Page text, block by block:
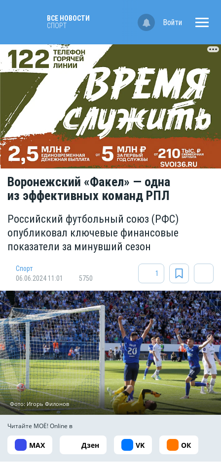
ВСЕ НОВОСТИ
СПОРТ
Войти
Воронежский «Факел» — одна
из эффективных команд РПЛ
Российский футбольный союз (РФС)
опубликовал ключевые финансовые
показатели за минувший сезон
Спорт
06.06.2024 11:01
5750
1
Фото: Игорь Филонов
Читайте МОЁ! Online в
MAX Дзен VK ОК